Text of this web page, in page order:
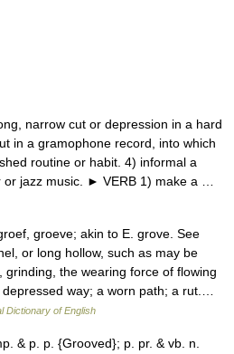
narrow cut or depression in a hard
in a gramophone record, into which
routine or habit. 4) informal a
or jazz music. ► VERB 1) make a …
groeve; akin to E. grove. See
or long hollow, such as may be
the wearing force of flowing
way; a worn path; a rut.…
Dictionary of English
& p. p. {Grooved}; p. pr. & vb. n.